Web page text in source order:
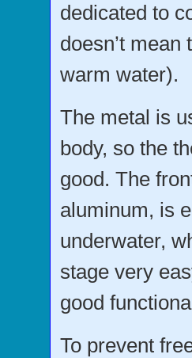
dedicated to
doesn’t
warm water).
The metal is
body, so the
good. The
aluminum, is
underwater,
stage very
good
To prevent